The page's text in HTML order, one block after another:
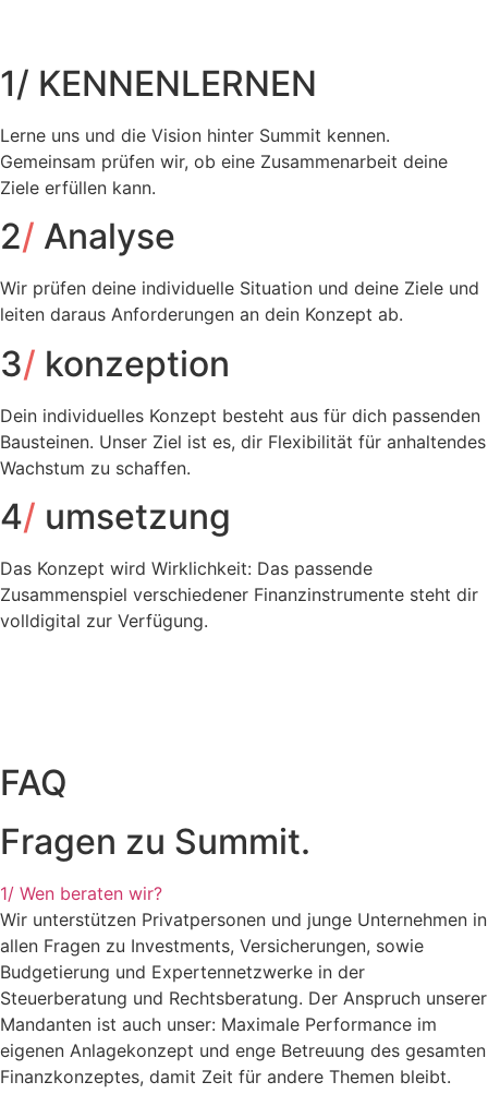
1/ KENNENLERNEN
Lerne uns und die Vision hinter Summit kennen.
Gemeinsam prüfen wir, ob eine Zusammenarbeit deine
Ziele erfüllen kann.
2/ Analyse
Wir prüfen deine individuelle Situation und deine Ziele und
leiten daraus Anforderungen an dein Konzept ab.
3/ konzeption
Dein individuelles Konzept besteht aus für dich passenden
Bausteinen. Unser Ziel ist es, dir Flexibilität für anhaltendes
Wachstum zu schaffen.
4/ umsetzung
Das Konzept wird Wirklichkeit: Das passende
Zusammenspiel verschiedener Finanzinstrumente steht dir
volldigital zur Verfügung.
FAQ
Fragen zu Summit.
1/ Wen beraten wir?
Wir unterstützen Privatpersonen und junge Unternehmen in
allen Fragen zu Investments, Versicherungen, sowie
Budgetierung und Expertennetzwerke in der
Steuerberatung und Rechtsberatung. Der Anspruch unserer
Mandanten ist auch unser: Maximale Performance im
eigenen Anlagekonzept und enge Betreuung des gesamten
Finanzkonzeptes, damit Zeit für andere Themen bleibt.